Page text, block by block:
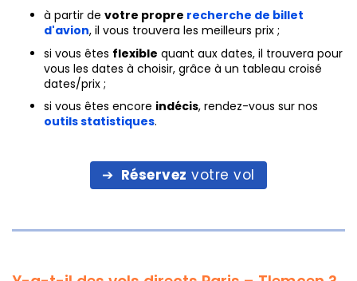
à partir de votre propre recherche de billet
d'avion, il vous trouvera les meilleurs prix ;
si vous êtes flexible quant aux dates, il trouvera pour
vous les dates à choisir, grâce à un tableau croisé
dates/prix ;
si vous êtes encore indécis, rendez-vous sur nos
outils statistiques.
Réservez votre vol